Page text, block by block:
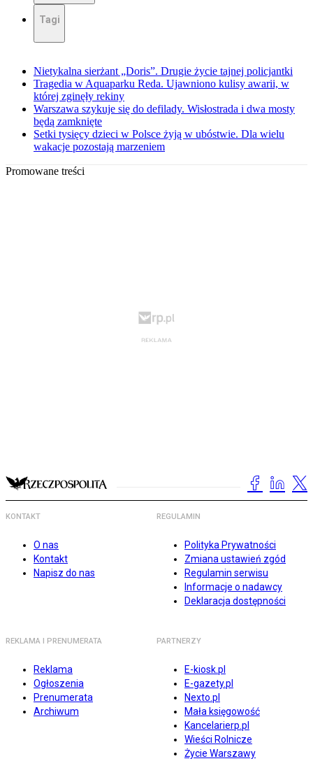
Tagi
Nietykalna sierżant „Doris”. Drugie życie tajnej policjantki
Tragedia w Aquaparku Reda. Ujawniono kulisy awarii, w
której zginęły rekiny
Warszawa szykuje się do defilady. Wisłostrada i dwa mosty
będą zamknięte
Setki tysięcy dzieci w Polsce żyją w ubóstwie. Dla wielu
wakacje pozostają marzeniem
Promowane treści
KONTAKT
O nas
Kontakt
Napisz do nas
REGULAMIN
Polityka Prywatności
Zmiana ustawień zgód
Regulamin serwisu
Informacje o nadawcy
Deklaracja dostępności
REKLAMA I PRENUMERATA
Reklama
Ogłoszenia
Prenumerata
Archiwum
PARTNERZY
E-kiosk.pl
E-gazety.pl
Nexto.pl
Mała księgowość
Kancelarierp.pl
Wieści Rolnicze
Życie Warszawy